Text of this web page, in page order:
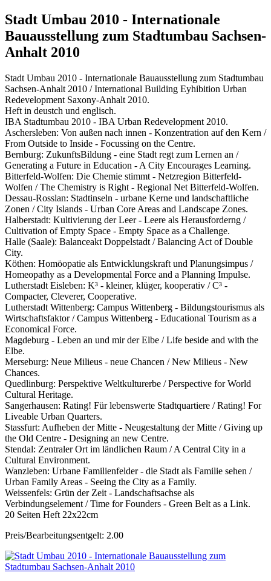
Stadt Umbau 2010 - Internationale
Bauausstellung zum Stadtumbau Sachsen-
Anhalt 2010
Stadt Umbau 2010 - Internationale Bauausstellung zum Stadtumbau
Sachsen-Anhalt 2010 / International Building Eyhibition Urban
Redevelopment Saxony-Anhalt 2010.
Heft in deustch und englisch.
IBA Stadtumbau 2010 - IBA Urban Redevelopment 2010.
Aschersleben: Von außen nach innen - Konzentration auf den Kern /
From Outside to Inside - Focussing on the Centre.
Bernburg: ZukunftsBildung - eine Stadt regt zum Lernen an /
Generating a Future in Education - A City Encourages Learning.
Bitterfeld-Wolfen: Die Chemie stimmt - Netzregion Bitterfeld-
Wolfen / The Chemistry is Right - Regional Net Bitterfeld-Wolfen.
Dessau-Rosslan: Stadtinseln - urbane Kerne und landschaftliche
Zonen / City Islands - Urban Core Areas and Landscape Zones.
Halberstadt: Kultivierung der Leer - Leere als Herausforderng /
Cultivation of Empty Space - Empty Space as a Challenge.
Halle (Saale): Balanceakt Doppelstadt / Balancing Act of Double
City.
Köthen: Homöopatie als Entwicklungskraft und Planungsimpus /
Homeopathy as a Developmental Force and a Planning Impulse.
Lutherstadt Eisleben: K³ - kleiner, klüger, kooperativ / C³ -
Compacter, Cleverer, Cooperative.
Lutherstadt Wittenberg: Campus Wittenberg - Bildungstourismus als
Wirtschaftsfaktor / Campus Wittenberg - Educational Tourism as a
Economical Force.
Magdeburg - Leben an und mir der Elbe / Life beside and with the
Elbe.
Merseburg: Neue Milieus - neue Chancen / New Milieus - New
Chances.
Quedlinburg: Perspektive Weltkulturerbe / Perspective for World
Cultural Heritage.
Sangerhausen: Rating! Für lebenswerte Stadtquartiere / Rating! For
Liveable Urban Quarters.
Stassfurt: Aufheben der Mitte - Neugestaltung der Mitte / Giving up
the Old Centre - Designing an new Centre.
Stendal: Zentraler Ort im ländlichen Raum / A Central City in a
Cultural Environment.
Wanzleben: Urbane Familienfelder - die Stadt als Familie sehen /
Urban Family Areas - Seeing the City as a Family.
Weissenfels: Grün der Zeit - Landschaftsachse als
Verbindungselement / Time for Founders - Green Belt as a Link.
20 Seiten Heft 22x22cm
Preis/Bearbeitungsentgelt: 2.00